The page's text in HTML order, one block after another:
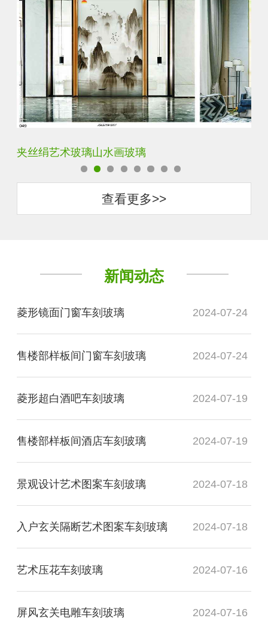
水默意境水墨山水画玻璃
查看更多>>
新闻动态
菱形镜面门窗车刻玻璃 2024-07-24
售楼部样板间门窗车刻玻璃 2024-07-24
菱形超白酒吧车刻玻璃 2024-07-19
售楼部样板间酒店车刻玻璃 2024-07-19
景观设计艺术图案车刻玻璃 2024-07-18
入户玄关隔断艺术图案车刻玻璃 2024-07-18
艺术压花车刻玻璃 2024-07-16
屏风玄关电雕车刻玻璃 2024-07-16